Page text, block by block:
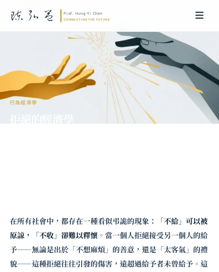
行為經濟學
在所有社會中，都存在一種看似弔詭的現象：
「不給」可以被
原諒，「不收」卻難以釋懷 。當一個人拒絕接受另一個人的給
予——無論是出於「不想麻煩」的善意，還是「太客氣」的禮
貌——這種拒絕往往引發的傷害，遠超過給予者未曾給予。這